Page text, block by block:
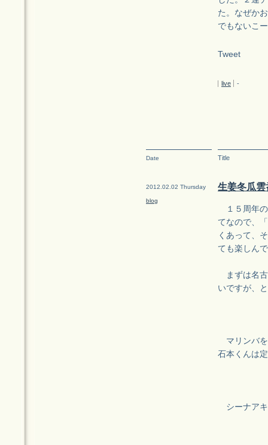
た。なぜか
でもないこ
Tweet
live -
Date Title
2012.02.02 Thursday
blog
生姜冬瓜
１５周年の
てなので、
くあって、
ても楽しん
まずは名古
いですが、
マリンバを
石本くんは
シーナア